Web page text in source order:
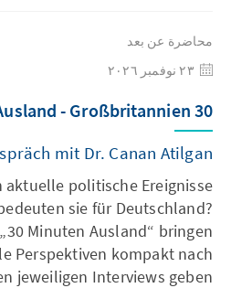
محاضرة عن بعد
30 Minuten Ausland - Großbritannien
mit Dr. Canan Atilgan
aktuelle politische Ereignisse
sie für Deutschland?
Minuten Ausland“ bringen
Perspektiven kompakt nach
jeweiligen Interviews geben